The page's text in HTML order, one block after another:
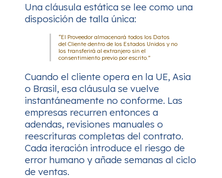
Una cláusula estática se lee como una
disposición de talla única:
“El Proveedor almacenará todos los Datos
del Cliente dentro de los Estados Unidos y no
los transferirá al extranjero sin el
consentimiento previo por escrito.”
Cuando el cliente opera en la UE, Asia
o Brasil, esa cláusula se vuelve
instantáneamente no conforme. Las
empresas recurren entonces a
adendas, revisiones manuales o
reescrituras completas del contrato.
Cada iteración introduce el riesgo de
error humano y añade semanas al ciclo
de ventas.